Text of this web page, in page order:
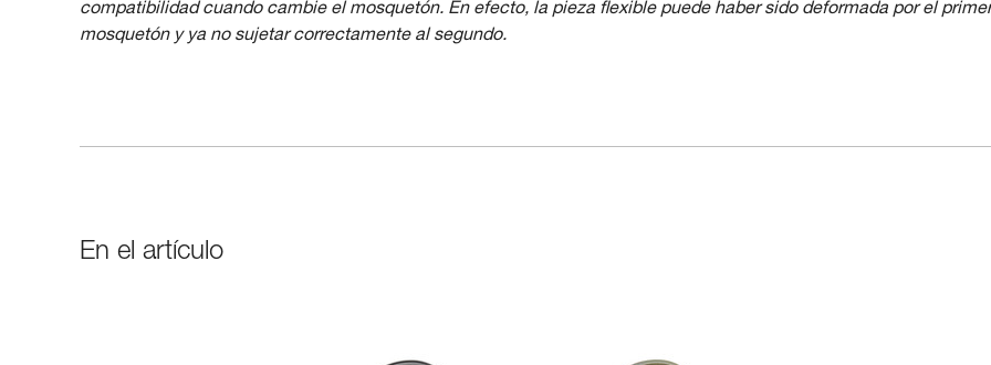
compatibilidad cuando cambie el mosquetón. En efecto, la pieza flexible puede haber sido deformada por el primer
mosquetón y ya no sujetar correctamente al segundo.
En el artículo